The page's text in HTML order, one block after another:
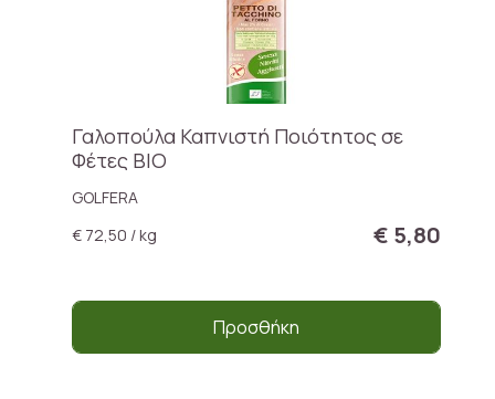
Γαλοπούλα Καπνιστή Ποιότητος σε
Φέτες BIO
GOLFERA
€ 72,50 / kg
€ 5,80
Προσθήκη